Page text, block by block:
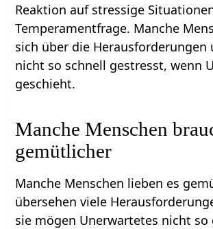
Reaktion auf stressige
Temperamentfrage. Manche
sich über die Herausforderungen
nicht so schnell gestresst, wenn
geschieht.
Manche Menschen
gemütlicher
Manche Menschen lieben es
übersehen viele
sie mögen Unerwartetes nicht so